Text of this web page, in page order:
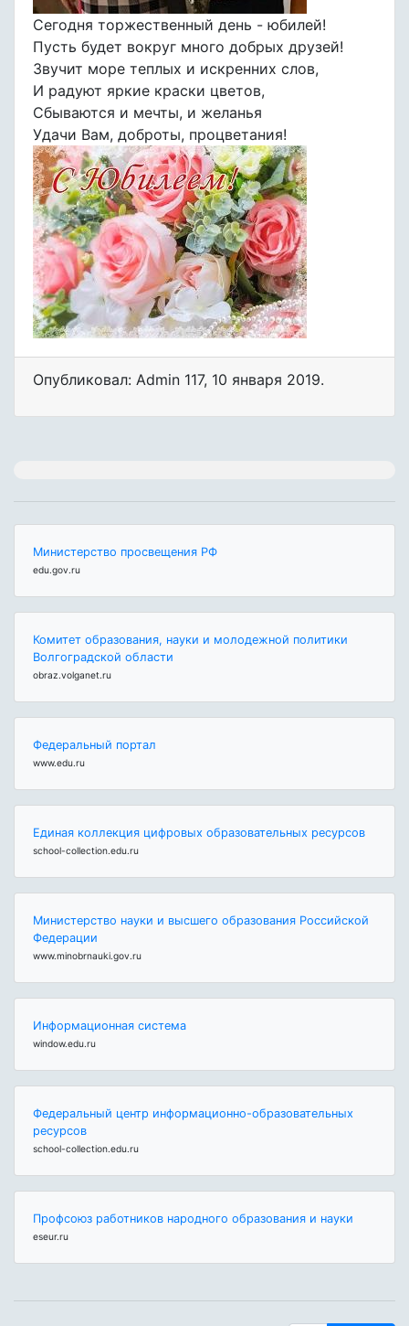
Сегодня торжественный день - юбилей!
Пусть будет вокруг много добрых друзей!
Звучит море теплых и искренних слов,
И радуют яркие краски цветов,
Сбываются и мечты, и желанья
Удачи Вам, доброты, процветания!
Опубликовал: Admin 117, 10 января 2019.
Министерство просвещения РФ
edu.gov.ru
Комитет образования, науки и молодежной политики
Волгоградской области
obraz.volganet.ru
Федеральный портал
www.edu.ru
Единая коллекция цифровых образовательных ресурсов
school-collection.edu.ru
Министерство науки и высшего образования Российской
Федерации
www.minobrnauki.gov.ru
Информационная система
window.edu.ru
Федеральный центр информационно-образовательных
ресурсов
school-collection.edu.ru
Профсоюз работников народного образования и науки
eseur.ru